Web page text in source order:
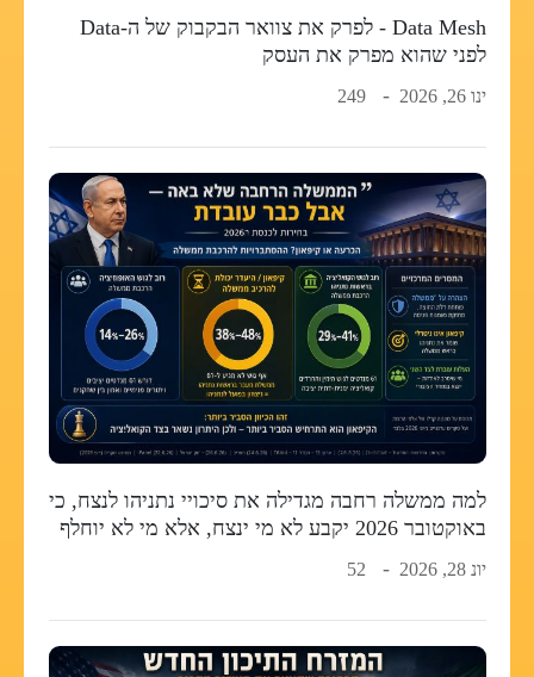
Data Mesh - לפרק את צוואר הבקבוק של ה-Data
לפני שהוא מפרק את העסק
ינו 26, 2026 249
למה ממשלה רחבה מגדילה את סיכויי נתניהו לנצח, כי
באוקטובר 2026 יקבע לא מי ינצח, אלא מי לא יוחלף
יונ 28, 2026 52